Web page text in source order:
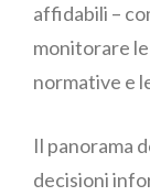
affidabili –
monitorare
normative e
Il panorama
decisioni